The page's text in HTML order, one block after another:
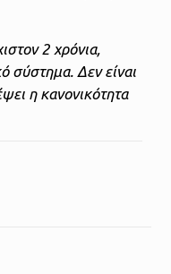
2 χρόνια,
σύστημα. Δεν είναι
η κανονικότητα